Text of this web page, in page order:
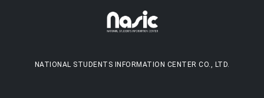
NATIONAL STUDENTS INFORMATION CENTER CO., LTD.